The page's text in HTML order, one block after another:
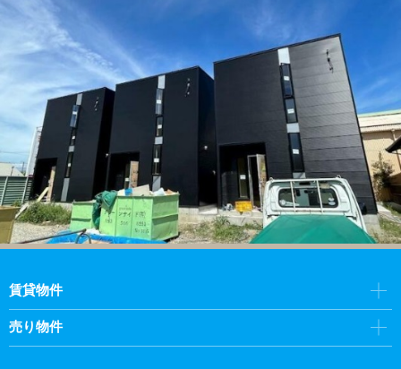
賃貸物件
売り物件